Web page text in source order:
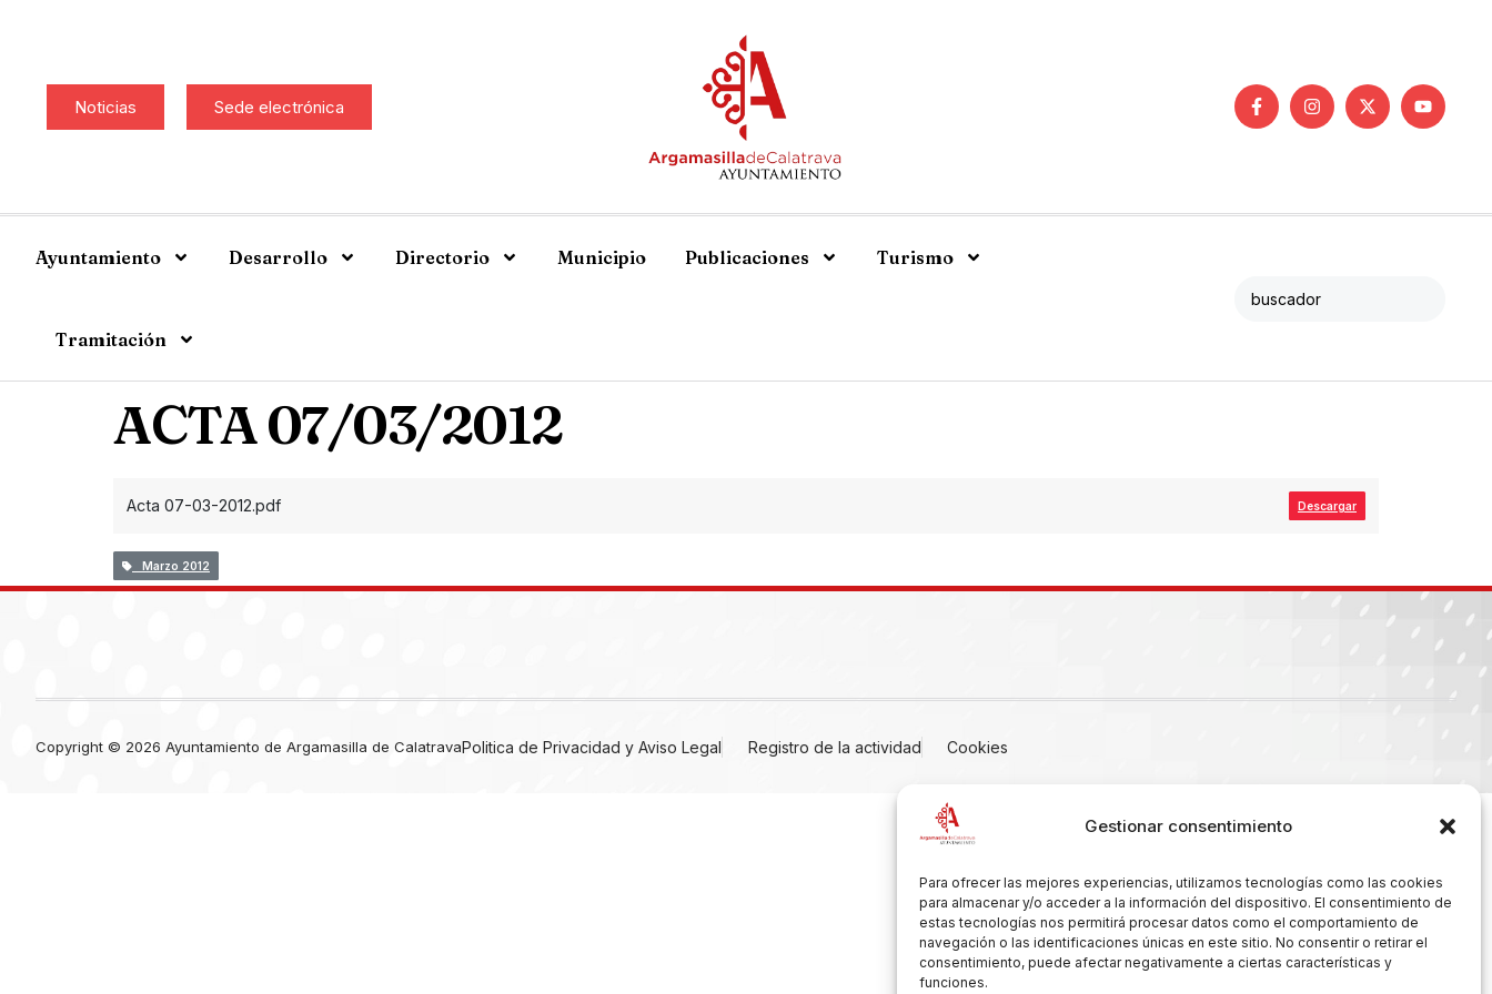
Gestionar consentimiento
Para ofrecer las mejores experiencias, utilizamos tecnologías como las cookies
para almacenar y/o acceder a la información del dispositivo. El consentimiento de
estas tecnologías nos permitirá procesar datos como el comportamiento de
navegación o las identificaciones únicas en este sitio. No consentir o retirar el
consentimiento, puede afectar negativamente a ciertas características y
funciones.
Noticias Sede electrónica
Ayuntamiento Desarrollo Directorio Municipio Publicaciones Turismo
Tramitación
ACTA 07/03/2012
Acta 07-03-2012.pdf Descargar
Marzo 2012
Copyright © 2026 Ayuntamiento de Argamasilla de CalatravaPolitica de Privacidad y Aviso Legal Registro de la actividad Cookies